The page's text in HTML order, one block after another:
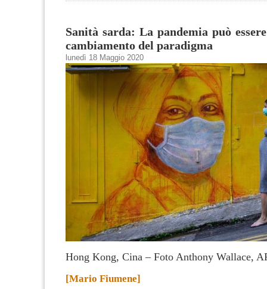
Sanità sarda: La pandemia può
cambiamento del paradigma
lunedì 18 Maggio 2020
Hong Kong, Cina – Foto Anthony Wallace,
[Mario Fiumene]